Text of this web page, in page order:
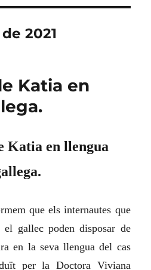
2021
Katia en
Katia en llengua
queels internautes que
el gallec poden disposar de
en la seva llengua del cas
per la Doctora Viviana